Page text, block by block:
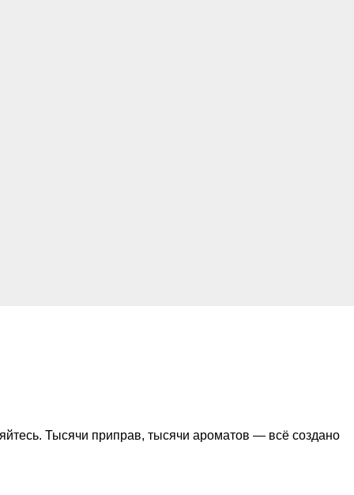
Тысячи приправ, тысячи ароматов — всё создано